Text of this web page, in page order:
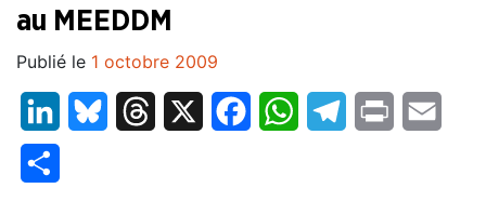
au MEEDDM
Publié le 1 octobre 2009
LinkedInBluesky Threads FacebookWhatsAppTelegram
Print